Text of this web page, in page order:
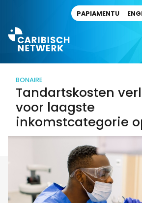
PAPIAMENTU
BONAIRE
Tandartskosten
voor laagste
inkomstcategorie